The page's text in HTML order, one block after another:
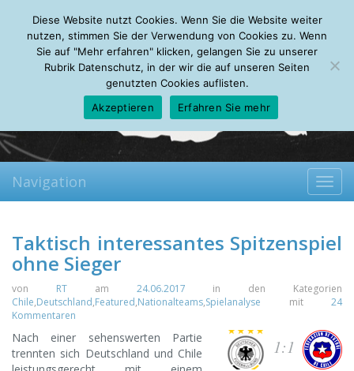
Saturday, 08.08.2026
Mein Account
About Autoren Leseempfehlungen FAQ
Navigation
Taktisch interessantes Spitzenspiel
ohne Sieger
von RTam 24.06.2017 in den Kategorien
Chile,Deutschland,Featured,Nationalteams,Spielanalyse mit 24
Kommentaren
1:1
Nach einer sehenswerten Partie
trennten sich Deutschland und Chile
Diese Website nutzt Cookies. Wenn Sie die Website weiter
nutzen, stimmen Sie der Verwendung von Cookies zu. Wenn
Sie auf "Mehr erfahren" klicken, gelangen Sie zu unserer
Rubrik Datenschutz, in der wir die auf unseren Seiten
genutzten Cookies auflisten.
Akzeptieren
Erfahren Sie mehr